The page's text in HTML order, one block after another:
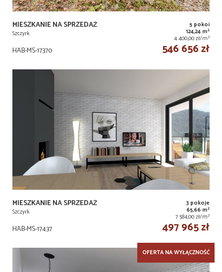
MIESZKANIE NA SPRZEDAŻ
Szczyrk
5 pokoi
124,24 m2
4 400,00 zł/m2
HAB-MS-17370 546 656 zł
MIESZKANIE NA SPRZEDAŻ
Szczyrk
3 pokoje
65,66 m2
7 584,00 zł/m2
HAB-MS-17437 497 965 zł
OFERTA NA WYŁĄCZNOŚĆ